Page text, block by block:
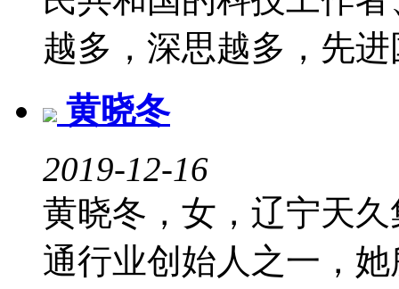
越多，深思越多，先
黄晓冬
2019-12-16
黄晓冬，女，辽宁天
通行业创始人之一，